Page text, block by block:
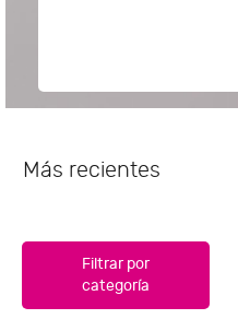
Más recientes
Filtrar por
categoría